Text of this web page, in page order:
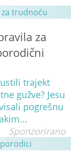
trudnoću
za
trajekt
gužve? Jesu
pogrešnu
Sponzorirano